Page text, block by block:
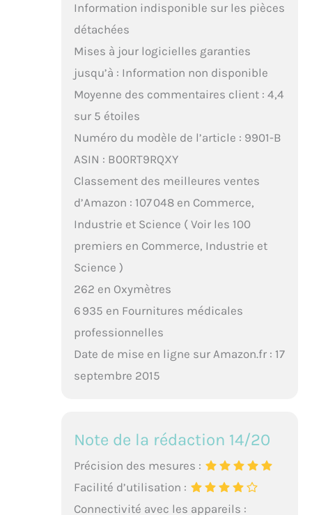
Information indisponible sur les pièces
détachées
Mises à jour logicielles garanties
jusqu’à : Information non disponible
Moyenne des commentaires client : 4,4
sur 5 étoiles
Numéro du modèle de l’article : 9901-B
ASIN : B00RT9RQXY
Classement des meilleures ventes
d’Amazon : 107 048 en Commerce,
Industrie et Science ( Voir les 100
premiers en Commerce, Industrie et
Science )
262 en Oxymètres
6 935 en Fournitures médicales
professionnelles
Date de mise en ligne sur Amazon.fr : 17
septembre 2015
Note de la rédaction 14/20
Précision des mesures :
Facilité d’utilisation :
Connectivité avec les appareils :